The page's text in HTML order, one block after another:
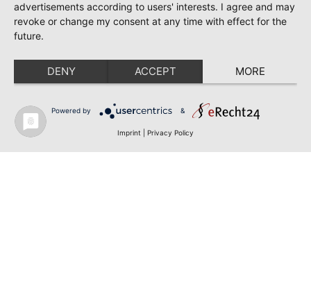
advertisements according to users' interests. I agree and may
revoke or change my consent at any time with effect for the
future.
DENY ACCEPT MORE
Powered by &
Imprint Privacy Policy